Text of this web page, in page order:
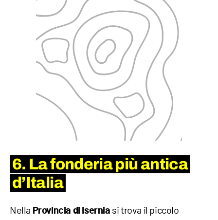
6. La fonderia più antica
d’Italia
Nella Provincia di Isernia si trova il piccolo